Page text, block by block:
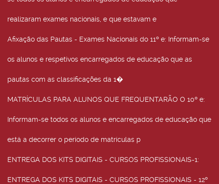
realizaram exames nacionais, e que estavam e
Afixação das Pautas - Exames Nacionais do 11º e: Informam-se
os alunos e respetivos encarregados de educação que as
pautas com as classificações da 1�
MATRÍCULAS PARA ALUNOS QUE FREQUENTARÃO O 10º e:
Informam-se todos os alunos e encarregados de educação que
está a decorrer o período de matrículas p
ENTREGA DOS KITS DIGITAIS - CURSOS PROFISSIONAIS-1:
ENTREGA DOS KITS DIGITAIS - CURSOS PROFISSIONAIS - 12º